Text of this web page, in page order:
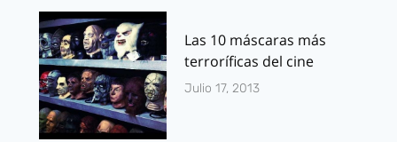
Las 10 máscaras más
terroríficas del cine
Julio 17, 2013